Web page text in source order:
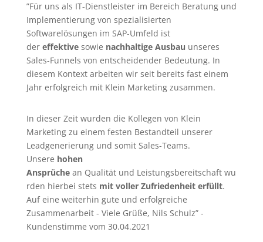
”Für uns als IT-Dienstleister im Bereich Beratung und
Implementierung von spezialisierten
Softwarelösungen im SAP-Umfeld ist
der effektive sowie nachhaltige Ausbau unseres
Sales-Funnels von entscheidender Bedeutung. In
diesem Kontext arbeiten wir seit bereits fast einem
Jahr erfolgreich mit Klein Marketing zusammen.
In dieser Zeit wurden die Kollegen von Klein
Marketing zu einem festen Bestandteil unserer
Leadgenerierungund somit Sales-Teams.
Unsere hohen
Ansprüchean Qualität und Leistungsbereitschaft wu
rden hierbei stets mit voller Zufriedenheit erfüllt.
Auf eine weiterhin gute und erfolgreiche
Zusammenarbeit - Viele Grüße, Nils Schulz” -
Kundenstimme vom 30.04.2021